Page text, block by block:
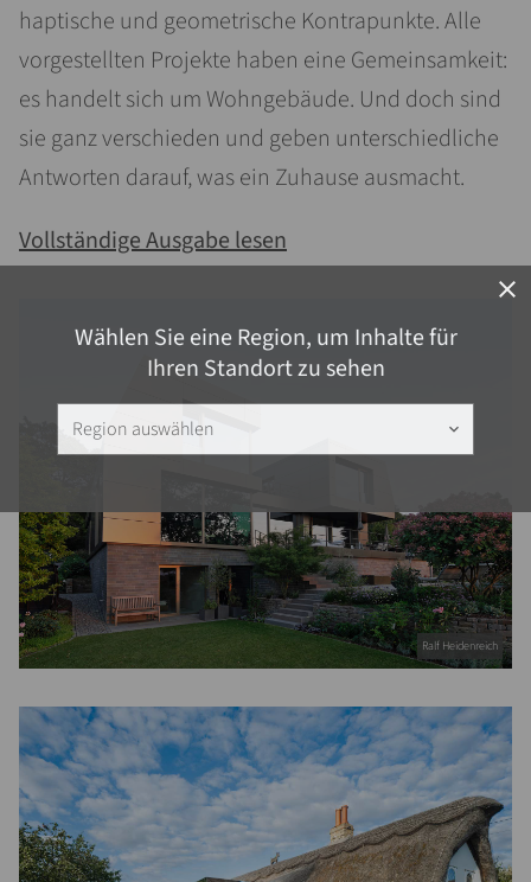
close
Wählen Sie eine Region, um Inhalte für
Ihren Standort zu sehen
Region auswählen keyboard_arrow_down
haptische und geometrische Kontrapunkte. Alle
vorgestellten Projekte haben eine Gemeinsamkeit:
es handelt sich um Wohngebäude. Und doch sind
sie ganz verschieden und geben unterschiedliche
Antworten darauf, was ein Zuhause ausmacht.
Vollständige Ausgabe lesen
Ralf Heidenreich